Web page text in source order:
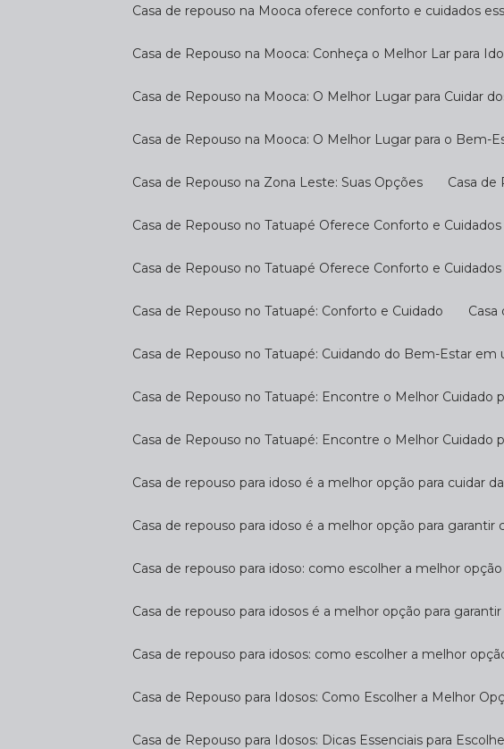
Casa de repouso na Mooca oferece conforto e cuidados
Casa de Repouso na Mooca: Conheça o Melhor Lar para
Casa de Repouso na Mooca: O Melhor Lugar para Cuidar
Casa de Repouso na Mooca: O Melhor Lugar para o Bem-
Casa de Repouso na Zona Leste: Suas Opções Casa
Casa de Repouso no Tatuapé Oferece Conforto e
Casa de Repouso no Tatuapé Oferece Conforto e
Casa de Repouso no Tatuapé: Conforto e Cuidado
Casa de Repouso no Tatuapé: Cuidando do Bem-Estar
Casa de Repouso no Tatuapé: Encontre o Melhor Cuidado
Casa de Repouso no Tatuapé: Encontre o Melhor Cuidado
Casa de repouso para idoso é a melhor opção para cuidar
Casa de repouso para idoso é a melhor opção para
Casa de repouso para idoso: como escolher a melhor
Casa de repouso para idosos é a melhor opção para
Casa de repouso para idosos: como escolher a melhor
Casa de Repouso para Idosos: Como Escolher a Melhor
Casa de Repouso para Idosos: Dicas Essenciais para